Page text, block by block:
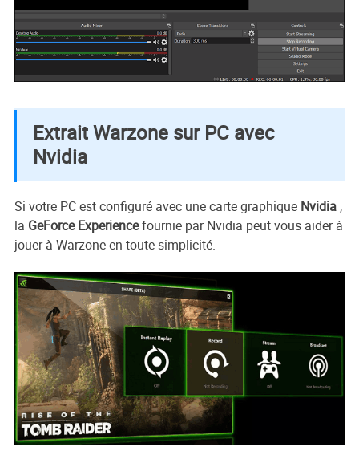
Extrait Warzone sur PC avec
Nvidia
Si votre PC est configuré avec une carte graphique Nvidia,
la GeForce Experiencefournie par Nvidia peut vous aider à
jouer à Warzone en toute simplicité.